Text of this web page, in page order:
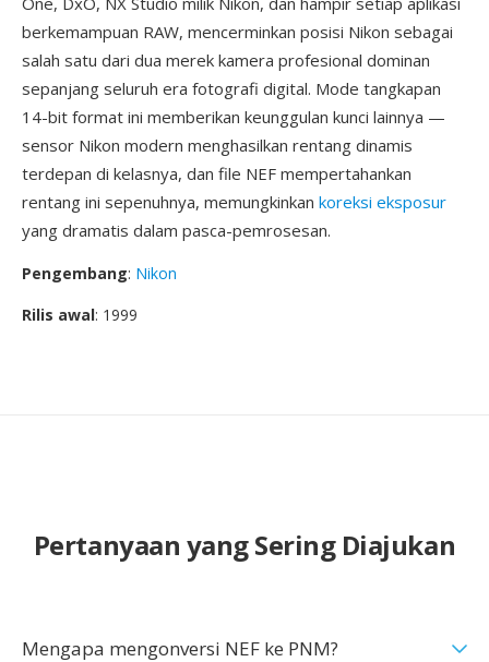
berkemampuan RAW, mencerminkan posisi Nikon sebagai
salah satu dari dua merek kamera profesional dominan
sepanjang seluruh era fotografi digital. Mode tangkapan
14-bit format ini memberikan keunggulan kunci lainnya —
sensor Nikon modern menghasilkan rentang dinamis
terdepan di kelasnya, dan file NEF mempertahankan
rentang ini sepenuhnya, memungkinkan koreksi eksposur
yang dramatis dalam pasca-pemrosesan.
Pengembang: Nikon
Rilis awal: 1999
Pertanyaan yang Sering Diajukan
Mengapa mengonversi NEF ke PNM?